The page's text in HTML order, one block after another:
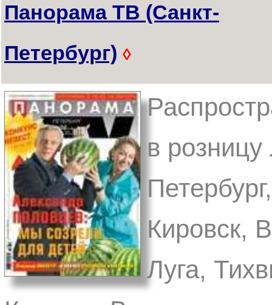
Панорама ТВ (Санкт-
Петербург) ◊
в розницу
Кировск,
Луга,